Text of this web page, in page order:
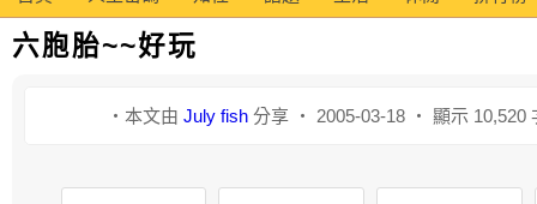
六胞胎~~好玩
‧本文由 July fish 分享 ‧ 2005-03-18 ‧ 顯示